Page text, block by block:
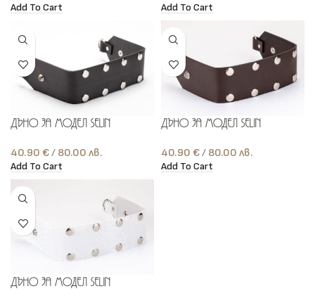
Add To Cart Add To Cart
Дъно за модел Selin
40.90 € лв.
Add To Cart
Дъно за модел Selin
40.90 € лв.
Add To Cart
Дъно за модел Selin